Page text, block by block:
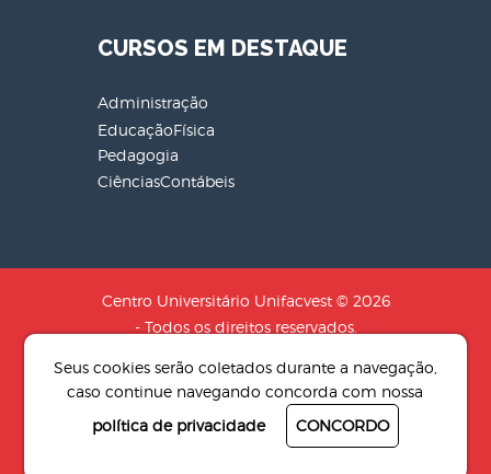
CURSOS EM DESTAQUE
Administração
EducaçãoFísica
Pedagogia
CiênciasContábeis
Centro Universitário Unifacvest © 2026
- Todos os direitos reservados.
Social: SOCIEDADE DE EDUCACAO N.S
AUXILIADORA LTDA
Desenvolvido por4Pix - Agência de
Seus cookies serão coletados durante a navegação,
caso continue navegando concorda com nossa
política de privacidade
CONCORDO